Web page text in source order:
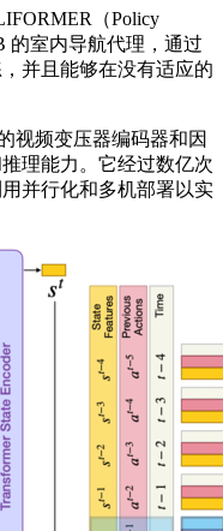
（Policy
的室内导航代理，通过
并且能够在没有适应的
频变压器编码器和因
理能力。它经过数亿次
并行化和多机部署以实